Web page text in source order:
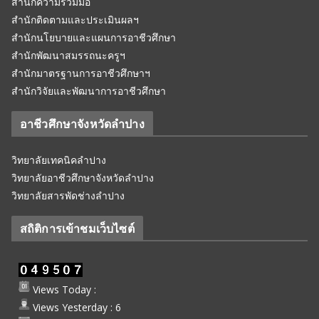
สำนักติดตามและประเมินผลฯ
สำนักนโยบายและแผนการอาชีวศึกษา
สำนักพัฒนาสมรรถนะครูฯ
สำนักมาตรฐานการอาชีวศึกษาฯ
สำนักวิจัยและพัฒนาการอาชีวศึกษา
อาชีวศึกษาจังหวัดลำปาง
วิทยาลัยเทคนิคลำปาง
วิทยาลัยอาชีวศึกษาจังหวัดลำปาง
วิทยาลัยสารพัดช่างลำปาง
สถิติการเข้าชมเว็บไซต์
Views Today :
Views Yesterday : 6